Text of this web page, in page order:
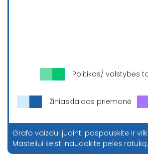
Politikas/ valstybės
Žiniasklaidos priemonė
Grafo vaizdui judinti paspauskite ir
Masteliui keisti naudokite pelės ratuką.